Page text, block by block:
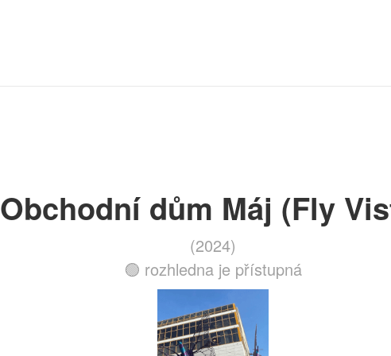
Obchodní dům Máj (Fly
(2024)
🟢 rozhledna je přístupná